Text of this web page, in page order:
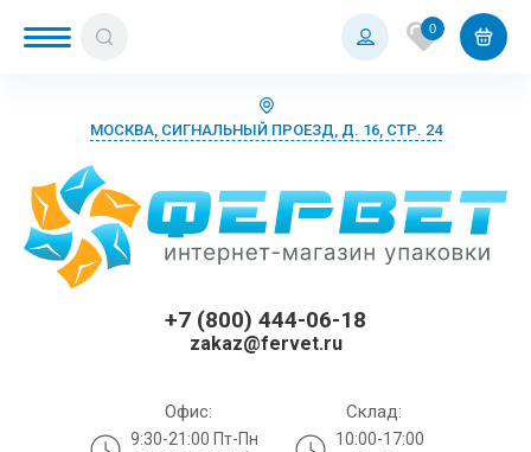
0
МОСКВА, СИГНАЛЬНЫЙ ПРОЕЗД, Д. 16, СТР. 24
+7 (800) 444-06-18
zakaz@fervet.ru
Офис:
9:30-21:00 Пт-Пн
Склад:
10:00-17:00